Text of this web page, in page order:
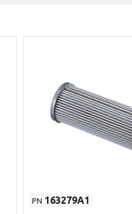
PN 163279A1